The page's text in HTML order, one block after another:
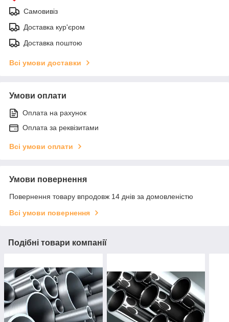
Самовивіз
Доставка кур'єром
Доставка поштою
Всі умови доставки
Умови оплати
Оплата на рахунок
Оплата за реквізитами
Всі умови оплати
Умови повернення
Повернення товару впродовж 14 днів за домовленістю
Всі умови повернення
Подібні товари компанії